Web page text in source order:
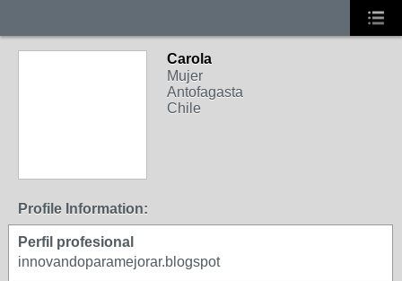
Carola
Mujer
Antofagasta
Chile
Profile Information:
Perfil profesional
innovandoparamejorar.blogspot